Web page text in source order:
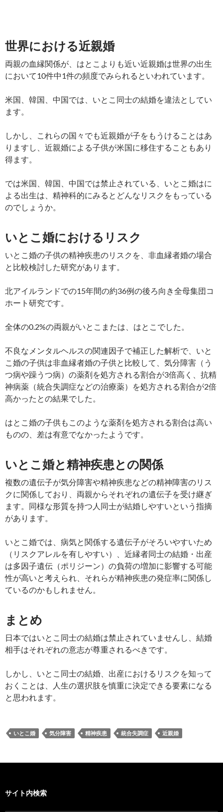
世界における近親婚
両親の血縁関係が、はとこよりも近い近親婚は世界の出生
において10件中1件の頻度でみられるといわれています。
米国、韓国、中国では、いとこ同士の結婚を違法としてい
ます。
しかし、これらの国々でも近親婚が子をもうけることはあ
りますし、近親婚による子供が米国に移住することもあり
得ます。
では米国、韓国、中国では禁止されている、いとこ婚はに
よる出生は、精神科的にみるとどんなリスクをもっている
のでしょうか。
いとこ婚におけるリスク
いとこ婚の子供の精神疾患のリスクを、非血縁者婚の場合
と比較検討した研究があります。
北アイルランドでの15年間の約36例の後ろ向き全母集団コ
ホート研究です。
全体の0.2%の両親がいとこまたは、はとこでした。
不良なメンタルヘルスの関連因子で補正した解析で、いと
こ婚の子供は非血縁者婚の子供と比較して、気分障害（う
つ病や躁うつ病）の薬剤を処方される割合が3倍高く、抗精
神病薬（統合失調症などの治療薬）を処方される割合が2倍
高かったとの結果でした。
はとこ婚の子供もこのような薬剤を処方される割合は高い
ものの、差は有意でなかったようです。
いとこ婚と精神疾患との関係
複数の遺伝子が気分障害や精神疾患などの精神障害のリス
クに関係しており、両親からそれぞれの遺伝子を受け継ぎ
ます。同様な形質を持つ人同士が結婚しやすいという指摘
があります。
いとこ婚では、病気と関係する遺伝子がそろいやすいため
（リスクアレルを有しやすい）、近縁者同士の結婚・出産
は多因子遺伝（ポリジーン）の負荷の増加に影響する可能
性が高いと考えられ、それらが精神疾患の発症率に関係し
ているのかもしれません。
まとめ
日本ではいとこ同士の結婚は禁止されていませんし、結婚
相手はそれぞれの意志が尊重されるべきです。
しかし、いとこ同士の結婚、出産におけるリスクを知って
おくことは、人生の選択肢を慎重に決定できる要素になる
と思われます。
いとこ婚 気分障害 精神疾患 統合失調症 近親婚
サイト内検索